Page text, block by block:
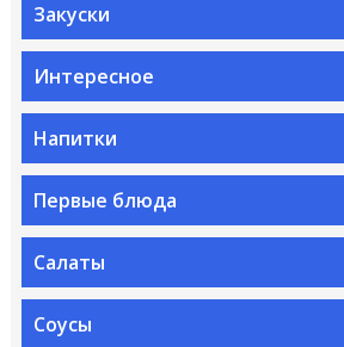
Закуски
Интересное
Напитки
Первые блюда
Салаты
Соусы